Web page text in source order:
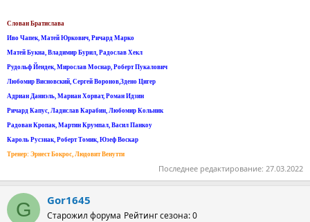
Слован Братислава
Иво Чапек, Матей Юркович, Ричард Марко
Матей Букна, Владимир Бурил, Радослав Хекл
Рудольф Йендек, Мирослав Моснар, Роберт Пукалович
Любомир Висновский, Сергей Воронов,Здено Цигер
Адриан Даниэль, Мариан Хорват, Роман Идзин
Ричард Капус, Ладислав Карабин, Любомир Кольник
Радован Кропак, Мартин Крумпал, Васил Панкоу
Кароль Русзнак, Роберт Томик, Юзеф Воскар
Тренер: Эрнест Бокрос, Людовит Венутти
Последнее редактирование: 27.03.2022
G Gor1645
Старожил форума Рейтинг сезона: 0